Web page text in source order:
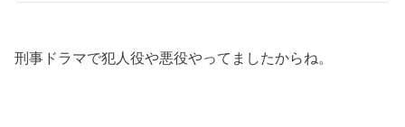
刑事ドラマで犯人役や悪役やってましたからね。